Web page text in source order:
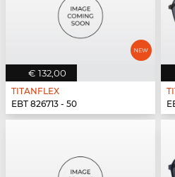
€ 132,00
TITANFLEX
EBT 826713 - 50